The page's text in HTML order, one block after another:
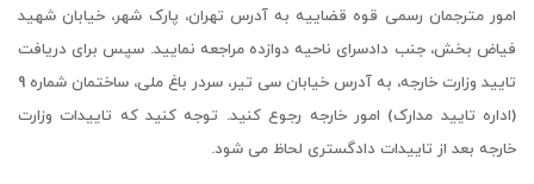
امور مترجمان رسمی قوه قضاییه به آدرس تهران، پارک شهر، خیابان شهید
فیاض بخش، جنب دادسرای ناحیه دوازده مراجعه نمایید. سپس برای دریافت
تایید وزارت خارجه، به آدرس خیابان سی تیر، سردر باغ ملی، ساختمان شماره 9
(اداره تایید مدارک) امور خارجه رجوع کنید. توجه کنید که تاییدات وزارت
خارجه بعد از تاییدات دادگستری لحاظ می شود.